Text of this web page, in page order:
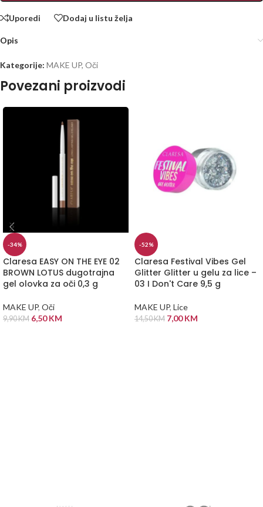
Uporedi Dodaj u listu želja
Opis
Kategorije: MAKE UP, Oči
Povezani proizvodi
-34%
Claresa EASY ON THE EYE 02
BROWN LOTUS dugotrajna
gel olovka za oči 0,3 g
MAKE UP, Oči
9,90KM 6,50KM
-52%
Claresa Festival Vibes Gel
Glitter Glitter u gelu za lice –
03 I Don't Care 9,5 g
MAKE UP, Lice
14,50KM 7,00KM